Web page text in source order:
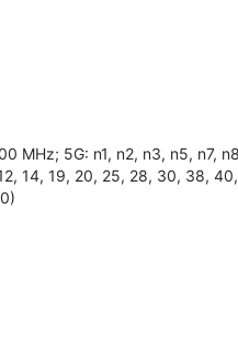
MHz; 5G: n1, n2, n3, n5, n7,
14, 19, 20, 25, 28, 30, 38,